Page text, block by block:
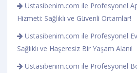
Ustasibenim.com ile Profesyonel
Hizmeti: Sağlıklı ve Güvenli Ortamlar!
Ustasibenim.com ile Profesyonel
Sağlıklı ve Haşeresiz Bir Yaşam Alanı!
Ustasibenim.com ile Profesyonel